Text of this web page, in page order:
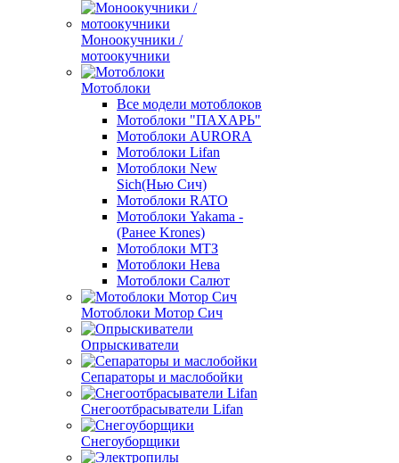
Моноокучники /
мотоокучники
Мотоблоки
Все модели мотоблоков
Мотоблоки "ПАХАРЬ"
Мотоблоки AURORA
Мотоблоки Lifan
Мотоблоки New
Sich(Нью Сич)
Мотоблоки RATO
Мотоблоки Yakama -
(Ранее Krones)
Мотоблоки МТЗ
Мотоблоки Нева
Мотоблоки Салют
Мотоблоки Мотор Сич
Опрыскиватели
Сепараторы и маслобойки
Снегоотбрасыватели Lifan
Снегоуборщики